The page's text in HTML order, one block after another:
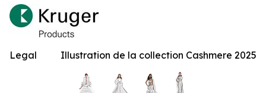
Illustration de la collection Cashmere 2025
Legal